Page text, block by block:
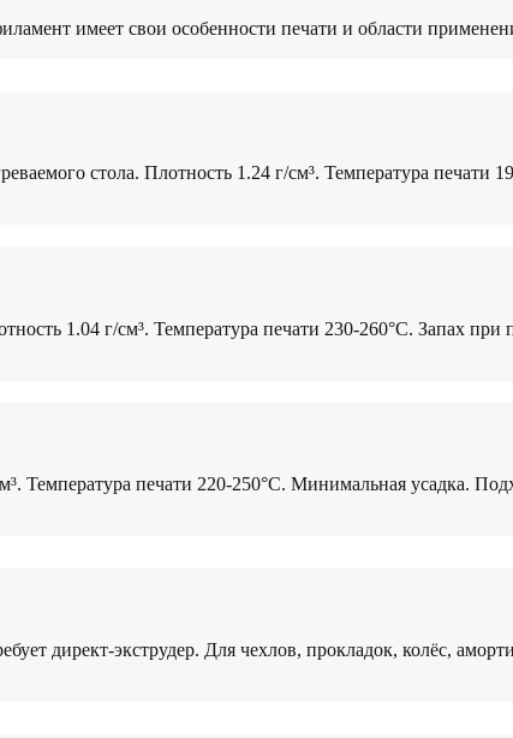
имеет свои особенности печати и области
стола. Плотность 1.24 г/см³. Температура печати
1.04 г/см³. Температура печати 230-260°C. Запах при
печати 220-250°C. Минимальная усадка.
директ-экструдер. Для чехлов, прокладок, колёс,